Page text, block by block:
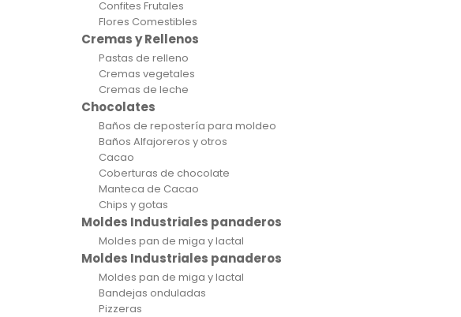
Confites Frutales
Flores Comestibles
Cremas y Rellenos
Pastas de relleno
Cremas vegetales
Cremas de leche
Chocolates
Baños de repostería para moldeo
Baños Alfajoreros y otros
Cacao
Coberturas de chocolate
Manteca de Cacao
Chips y gotas
Moldes Industriales panaderos
Moldes pan de miga y lactal
Moldes Industriales panaderos
Moldes pan de miga y lactal
Bandejas onduladas
Pizzeras